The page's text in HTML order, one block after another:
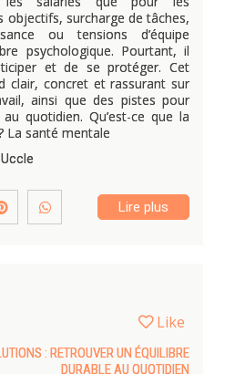
objectifs, surcharge de tâches,
ou tensions d’équipe
psychologique. Pourtant, il
et de se protéger. Cet
clair, concret et rassurant sur
ainsi que des pistes pour
quotidien. Qu’est-ce que la
La santé mentale
Lire plus
Like
: RETROUVER UN ÉQUILIBRE
DURABLE AU QUOTIDIEN